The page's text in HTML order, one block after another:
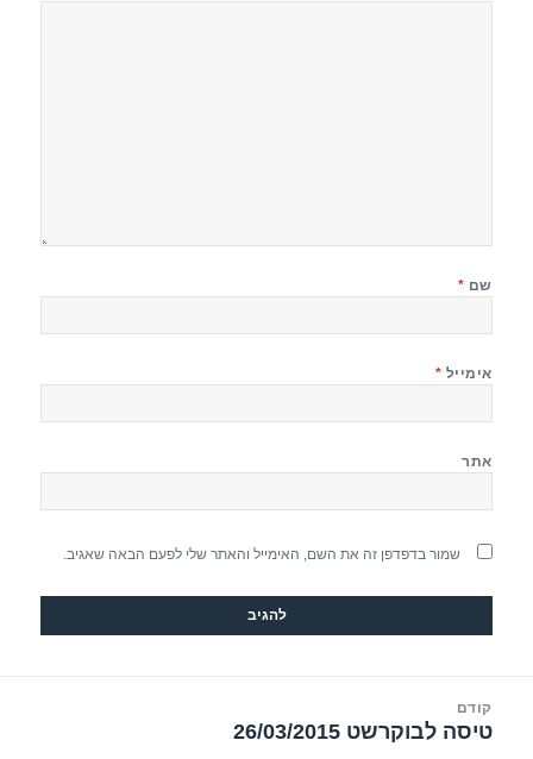
שם *
אימייל *
אתר
שמור בדפדפן זה את השם, האימייל והאתר שלי לפעם הבאה שאגיב.
קודם
הפוסט
טיסה לבוקרשט 26/03/2015